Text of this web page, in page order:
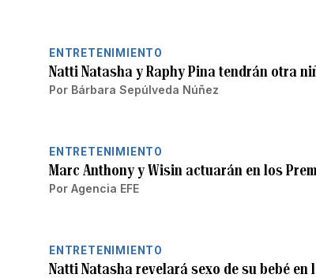
ENTRETENIMIENTO
Natti Natasha y Raphy Pina tendrán otra
Por Bárbara Sepúlveda Núñez
ENTRETENIMIENTO
Marc Anthony y Wisin actuarán en los
Por Agencia EFE
ENTRETENIMIENTO
Natti Natasha revelará sexo de su bebé